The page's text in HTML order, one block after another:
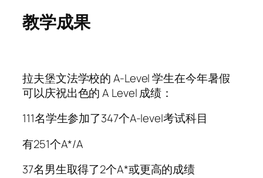
教学成果
拉夫堡文法学校的 A-Level 学生在今年暑假
可以庆祝出色的 A Level 成绩：
111名学生参加了347个A-level考试科目
有251个A*/A
37名男生取得了2个A*或更高的成绩